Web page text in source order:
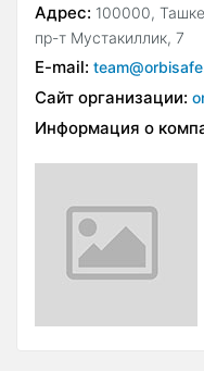
Адрес: 100000,
пр-т Мустакиллик, 7
E-mail:
Сайт организации:
Информация о